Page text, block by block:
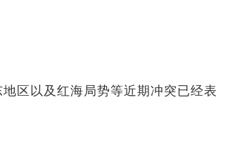
区以及红海局势等近期冲突已经表